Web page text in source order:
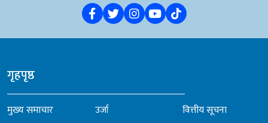
गृहपृष्ठ
मुख्य समाचार
उर्जा
वित्तीय सूचना